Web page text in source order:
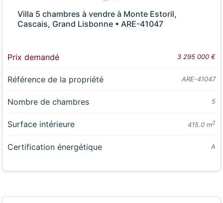
Villa 5 chambres à vendre à Monte Estoril,
Cascais, Grand Lisbonne • ARE-41047
Prix demandé 3 295 000 €
Référence de la propriété ARE-41047
Nombre de chambres 5
Surface intérieure 415.0 m2
Certification énergétique A